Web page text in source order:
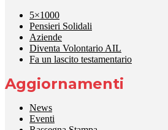
5×1000
Pensieri Solidali
Aziende
Diventa Volontario AIL
Fa un lascito testamentario
Aggiornamenti
News
Eventi